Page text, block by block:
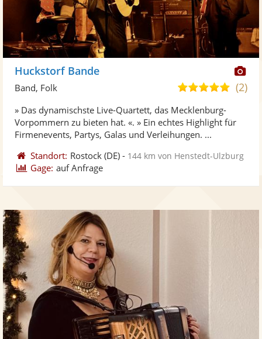
Huckstorf Bande
5,0(2)
Band, Folk
» Das dynamischste Live-Quartett, das Mecklenburg-
Vorpommern zu bieten hat. «. » Ein echtes Highlight für
Firmenevents, Partys, Galas und Verleihungen. ...
Standort: Rostock (DE) - 144 km von Henstedt-Ulzburg
Gage: auf Anfrage